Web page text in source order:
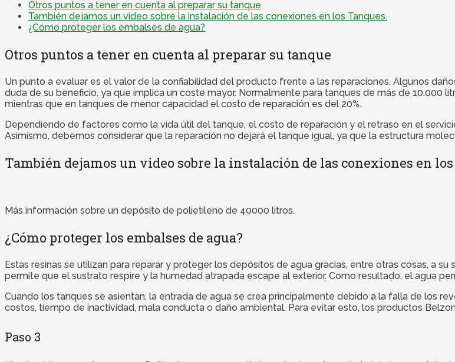
Otros puntos a tener en cuenta al preparar su tanque
También dejamos un video sobre la instalación de las conexiones en los Tanques.
¿Cómo proteger los embalses de agua?
Otros puntos a tener en cuenta al preparar su tanque
Un punto a evaluar es el valor de la confiabilidad del producto frente a las reparaciones. Algunos
duda de su beneficio, ya que implica un coste mayor. Normalmente para tanques de más de 10.000
mientras que en tanques de menor capacidad el costo de reparación es del 20%.
Dependiendo de factores como la vida útil del tanque, el costo de reparación y el retraso en el
Asimismo, debemos considerar que la reparación no dejará el tanque igual, ya que la estructura
También dejamos un video sobre la instalación de las conexiones en
Más información sobre un depósito de polietileno de 40000 litros.
¿Cómo proteger los embalses de agua?
Estas resinas se utilizan para reparar y proteger los depósitos de agua gracias, entre otras cosas, a
permite que el sustrato respire y la humedad atrapada escape al exterior. Como resultado, el agua
Cuando los tanques se asientan, la entrada de agua se crea principalmente debido a la falla de los
costos, tiempo de inactividad, mala conducta o daño ambiental. Para evitar esto, los productos
Paso 3